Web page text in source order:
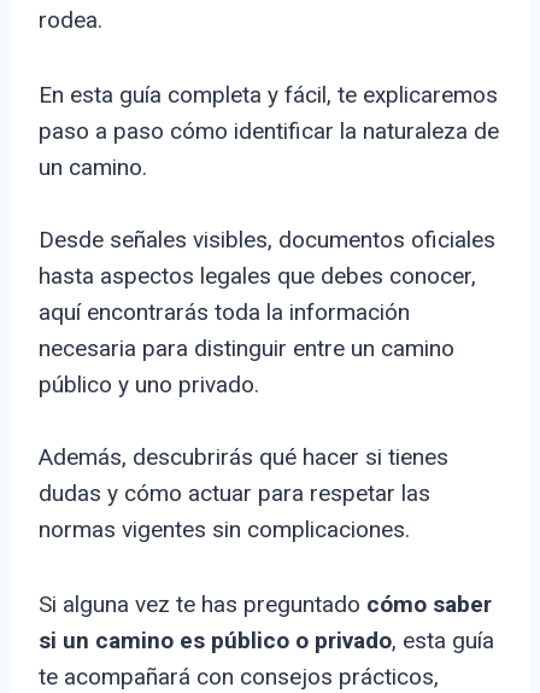
rodea.
En esta guía completa y fácil, te explicaremos
paso a paso cómo identificar la naturaleza de
un camino.
Desde señales visibles, documentos oficiales
hasta aspectos legales que debes conocer,
aquí encontrarás toda la información
necesaria para distinguir entre un camino
público y uno privado.
Además, descubrirás qué hacer si tienes
dudas y cómo actuar para respetar las
normas vigentes sin complicaciones.
Si alguna vez te has preguntado cómo saber
si un camino es público o privado, esta guía
te acompañará con consejos prácticos,